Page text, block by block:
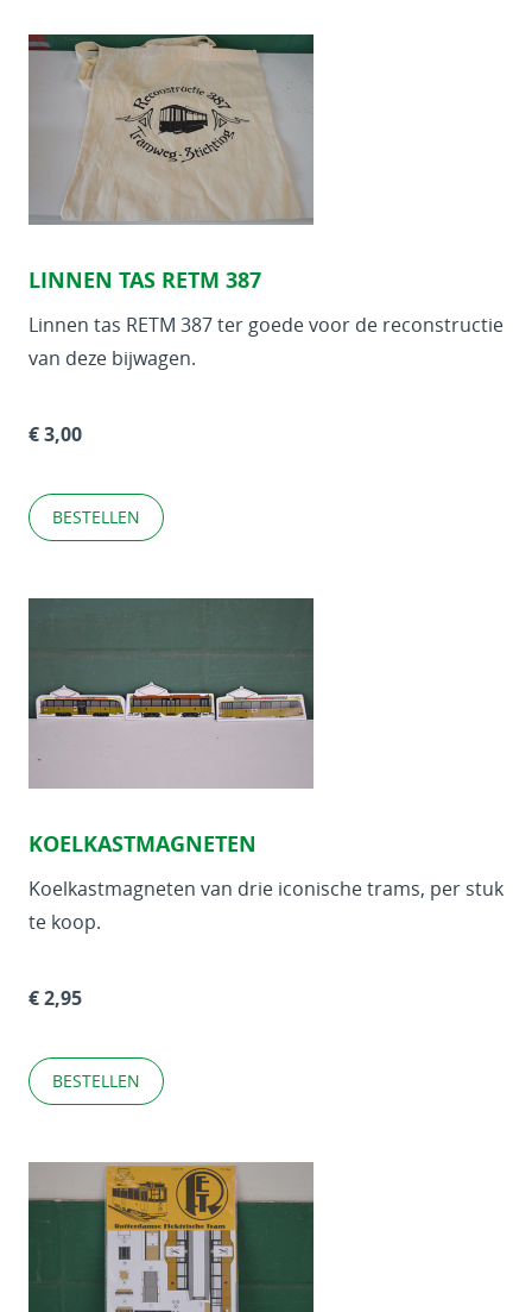
LINNEN TAS RETM 387
Linnen tas RETM 387 ter goede voor de reconstructie
van deze bijwagen.
€ 3,00
BESTELLEN
KOELKASTMAGNETEN
Koelkastmagneten van drie iconische trams, per stuk
te koop.
€ 2,95
BESTELLEN